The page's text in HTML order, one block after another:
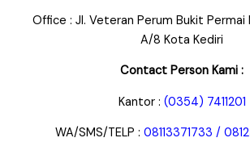
Office : Jl. Veteran Perum Bukit
A/8 Kota Kediri
Contact Person Kami :
Kantor : (0354) 7411201
WA/SMS/TELP : 08113371733 /